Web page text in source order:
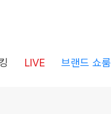
LIVE 브랜드 쇼룸